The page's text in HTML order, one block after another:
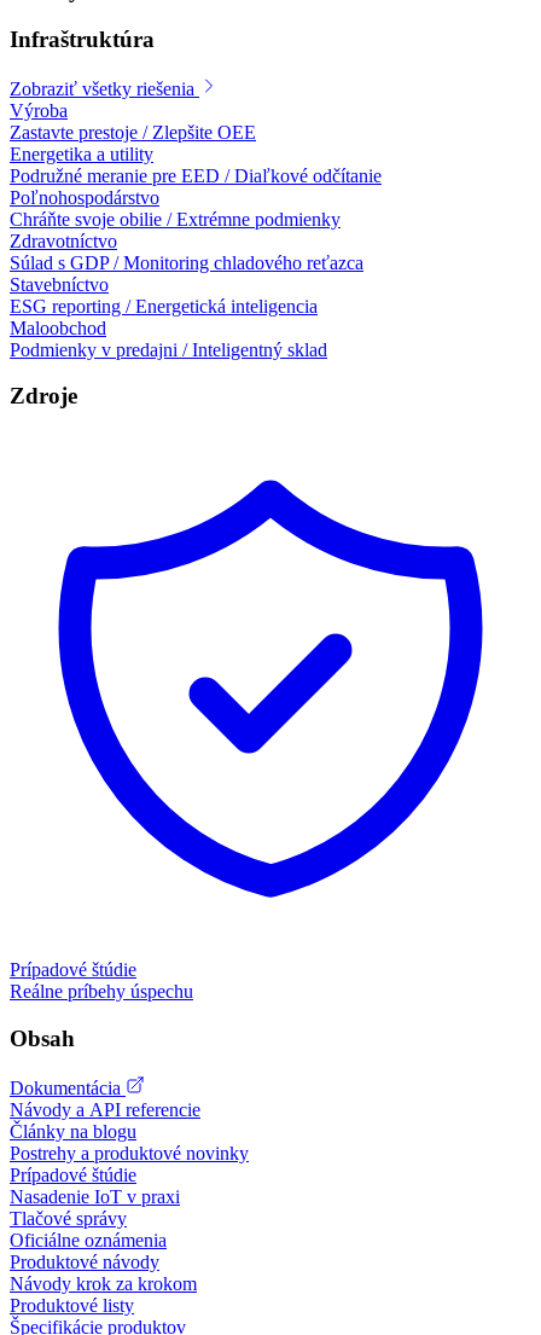
Infraštruktúra
Zobraziť všetky riešenia
Výroba
Zastavte prestoje / Zlepšite OEE
Energetika a utility
Podružné meranie pre EED / Diaľkové odčítanie
Poľnohospodárstvo
Chráňte svoje obilie / Extrémne podmienky
Zdravotníctvo
Súlad s GDP / Monitoring chladového reťazca
Stavebníctvo
ESG reporting / Energetická inteligencia
Maloobchod
Podmienky v predajni / Inteligentný sklad
Zdroje
Prípadové štúdie
Reálne príbehy úspechu
Obsah
Dokumentácia
Návody a API referencie
Články na blogu
Postrehy a produktové novinky
Prípadové štúdie
Nasadenie IoT v praxi
Tlačové správy
Oficiálne oznámenia
Produktové návody
Návody krok za krokom
Produktové listy
Špecifikácie produktov